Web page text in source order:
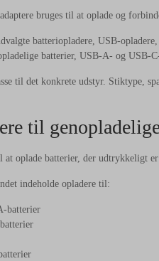
bruges til at oplade og
batteriopladere, USB-
batterier, USB-A- og USB-
til det konkrete udstyr. Stiktype,
til
at oplade batterier, der udtrykkeligt
indeholde opladere til:
batterier